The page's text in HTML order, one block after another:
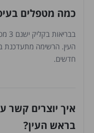
כמה מטפלים
העין. הרשימה מתעדכנת
חדשים.
איך יוצרים קשר
בראש העין?